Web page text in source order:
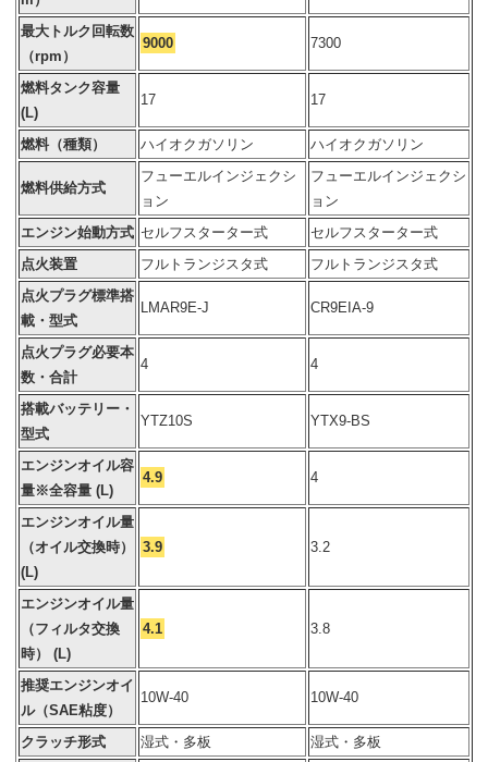
最大トルク回転数
（rpm）
9000 7300
燃料タンク容量
(L)
17 17
燃料（種類） ハイオクガソリン ハイオクガソリン
燃料供給方式
フューエルインジェクシ
ョン
フューエルインジェクシ
ョン
エンジン始動方式 セルフスターター式
セルフスターター式
点火装置
フルトランジスタ式
フルトランジスタ式
点火プラグ標準搭
載・型式
LMAR9E-J CR9EIA-9
点火プラグ必要本
数・合計
4 4
搭載バッテリー・
型式
YTZ10S YTX9-BS
エンジンオイル容
量※全容量 (L)
4.9 4
エンジンオイル量
（オイル交換時）
(L)
3.9 3.2
エンジンオイル量
（フィルタ交換
時） (L)
4.1 3.8
推奨エンジンオイ
ル（SAE粘度）
10W-40 10W-40
クラッチ形式 湿式・多板
湿式・多板